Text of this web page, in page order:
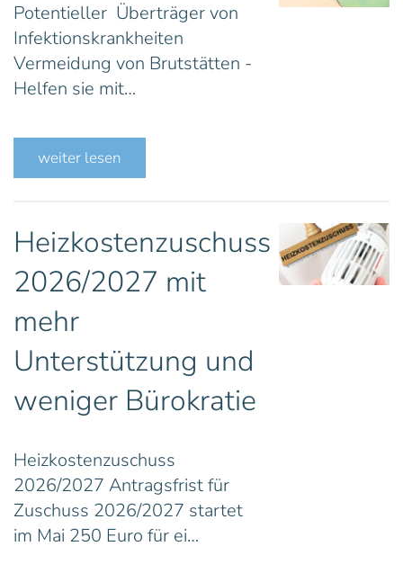
Potentieller Überträger von
Infektionskrankheiten
Vermeidung von Brutstätten -
Helfen sie mit…
weiter lesen
Heizkostenzuschuss
2026/2027 mit
mehr
Unterstützung und
weniger Bürokratie
Heizkostenzuschuss
2026/2027 Antragsfrist für
Zuschuss 2026/2027 startet
im Mai 250 Euro für ei…